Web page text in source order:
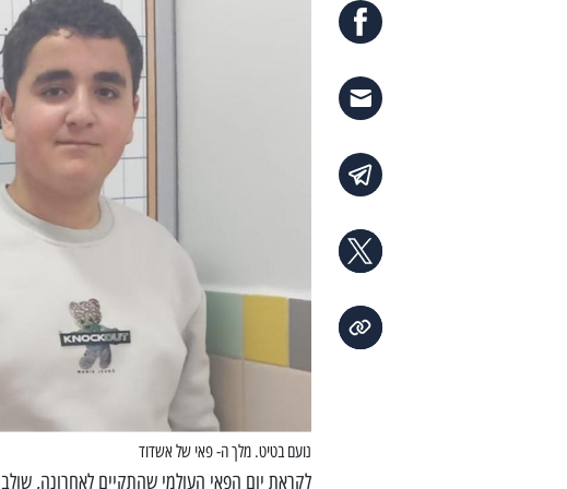
נועם בטיט. מלך ה- פאי של אשדוד
לקראת יום הפאי העולמי שהתקיים לאחרונה,